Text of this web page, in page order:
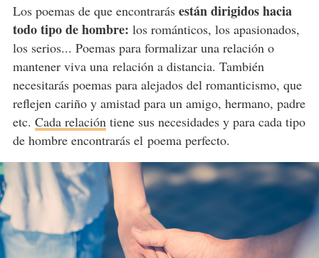
Los poemas de que encontrarásestán dirigidos hacia
todo tipo de hombre: los románticos, los apasionados,
los serios... Poemas para formalizar una relación o
mantener viva una relación a distancia. También
necesitarás poemas para alejados del romanticismo, que
reflejen cariño y amistad para un amigo, hermano, padre
etc. Cada relación tiene sus necesidades y para cada tipo
de hombre encontrarás el poema perfecto.